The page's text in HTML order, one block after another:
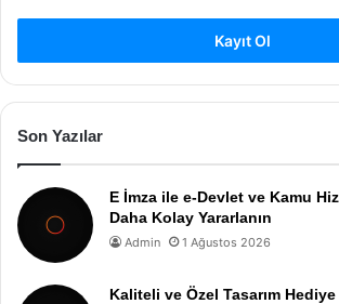
Kayıt Ol
Son Yazılar
E İmza ile e-Devlet ve Kamu
Daha Kolay Yararlanın
Admin 1 Ağustos 2026
Kaliteli ve Özel Tasarım Hediye